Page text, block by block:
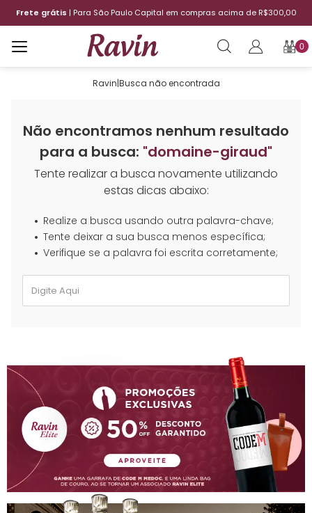
Frete grátis | Para São Paulo Capital em compras acima de R$300,00
0
Ravin|Busca não encontrada
Não encontramos nenhum resultado
para a busca: "domaine-giraud"
Tente realizar a busca novamente utilizando
estas dicas abaixo:
Realize a busca usando outra palavra-chave;
Tente deixar a sua busca menos específica;
Verifique se a palavra foi escrita corretamente;